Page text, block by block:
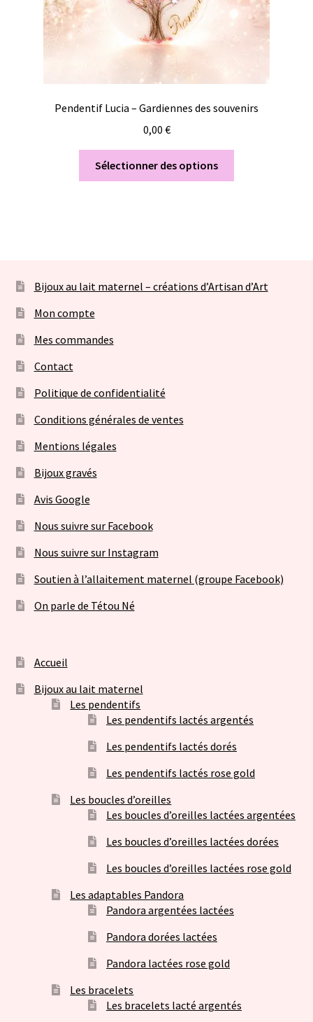
Pendentif Lucia – Gardiennes des souvenirs
0,00 €
Sélectionner des options
Bijoux au lait maternel – créations d’Artisan d’Art
Mon compte
Mes commandes
Contact
Politique de confidentialité
Conditions générales de ventes
Mentions légales
Bijoux gravés
Avis Google
Nous suivre sur Facebook
Nous suivre sur Instagram
Soutien à l’allaitement maternel (groupe Facebook)
On parle de Tétou Né
Accueil
Bijoux au lait maternel
Les pendentifs
Les pendentifs lactés argentés
Les pendentifs lactés dorés
Les pendentifs lactés rose gold
Les boucles d’oreilles
Les boucles d’oreilles lactées argentées
Les boucles d’oreilles lactées dorées
Les boucles d’oreilles lactées rose gold
Les adaptables Pandora
Pandora argentées lactées
Pandora dorées lactées
Pandora lactées rose gold
Les bracelets
Les bracelets lacté argentés